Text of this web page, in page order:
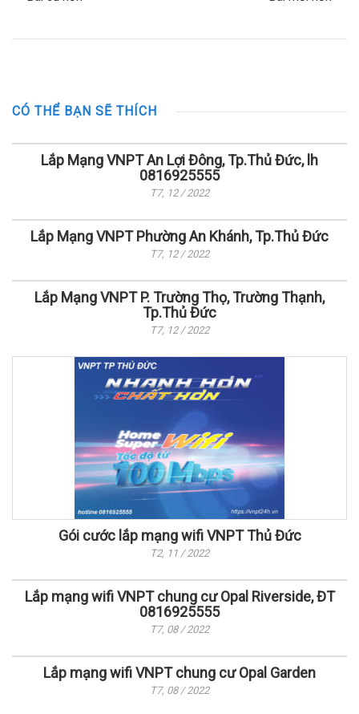
CÓ THỂ BẠN SẼ THÍCH
Lắp Mạng VNPT An Lợi Đông, Tp.Thủ Đức, lh
0816925555
T7, 12 / 2022
Lắp Mạng VNPT Phường An Khánh, Tp.Thủ Đức
T7, 12 / 2022
Lắp Mạng VNPT P. Trường Thọ, Trường Thạnh,
Tp.Thủ Đức
T7, 12 / 2022
Gói cước lắp mạng wifi VNPT Thủ Đức
T2, 11 / 2022
Lắp mạng wifi VNPT chung cư Opal Riverside, ĐT
0816925555
T7, 08 / 2022
Lắp mạng wifi VNPT chung cư Opal Garden
T7, 08 / 2022